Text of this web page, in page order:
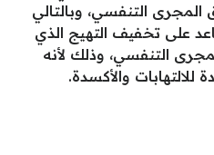
التنفسي، وبالتالي
على تخفيف التهيج الذي
التنفسي، وذلك لأنه
والأكسدة.